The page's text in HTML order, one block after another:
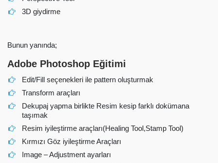
3D giydirme
Bunun yanında;
Adobe Photoshop Eğitimi
Edit/Fill seçenekleri ile pattern oluşturmak
Transform araçları
Dekupaj yapma birlikte Resim kesip farklı dokümana
taşımak
Resim iyileştirme araçları(Healing Tool,Stamp Tool)
Kırmızı Göz iyileştirme Araçları
Image – Adjustment ayarları